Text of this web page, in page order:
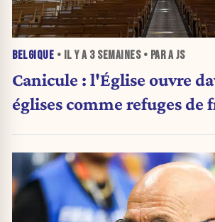
BELGIQUE • IL Y A 3 SEMAINES• PAR A JS
Canicule : l'Église ouvre
églises comme refuges de